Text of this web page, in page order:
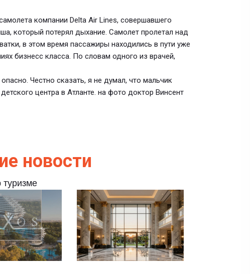
компании Delta Air Lines, совершавшего
который потерял дыхание. Самолет пролетал над
в этом время пассажиры находились в пути уже
бизнесс класса. По словам одного из врачей,
Честно сказать, я не думал, что мальчик
центра в Атланте. на фото доктор Винсент
новости
туризме